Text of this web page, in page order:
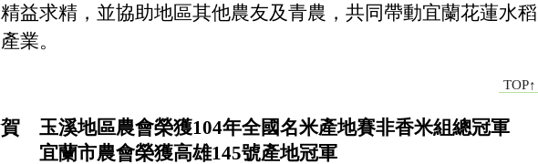
精益求精，並協助地區其他農友及青農，共同帶動宜蘭花蓮水稻
產業。
TOP↑
賀 玉溪地區農會榮獲104年全國名米產地賽非香米組總冠軍
宜蘭市農會榮獲高雄145號產地冠軍